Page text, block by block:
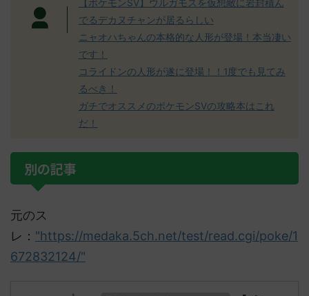
【ポケモンSV】ウルガモスを仮想敵に岩封積ん
でるデカヌチャンが居るらしい
ニャオハちゃんの本格的な人形が登場！本当凄い
です！
コライドンの人形が遂に登場！！1度でも見てみ
るべき！
ガチでオススメのポケモンSVの攻略本はこれ
だ！
別の記事
元のス
レ： "https://medaka.5ch.net/test/read.cgi/poke/1
672832124/"